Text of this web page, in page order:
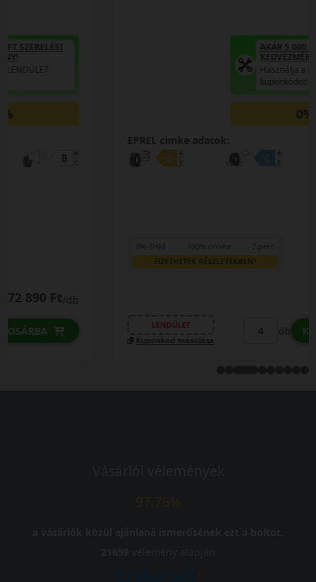
AKÁR 5.000 FT SZERELÉSI
Használja a LENDÜLET
EPREL cimke adatok:
FIZETHETEK RÉSZLETEKBEN?
LENDÜLET
Kuponkód másolása
db